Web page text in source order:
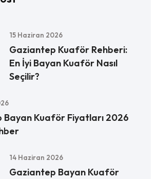
15 Haziran 2026
Gaziantep Kuaför Rehberi:
En İyi Bayan Kuaför Nasıl
Seçilir?
Bayan Kuaför Fiyatları 2026
14 Haziran 2026
Gaziantep Bayan Kuaför